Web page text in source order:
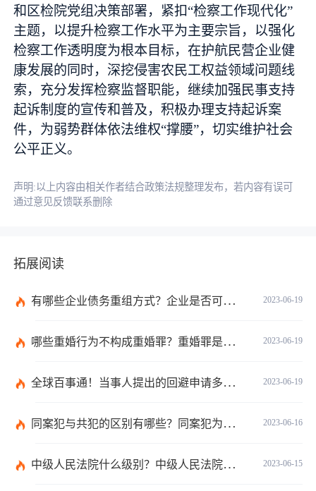
和区检院党组决策部署，紧扣“检察工作现代化”
主题，以提升检察工作水平为主要宗旨，以强化
检察工作透明度为根本目标，在护航民营企业健
康发展的同时，深挖侵害农民工权益领域问题线
索，充分发挥检察监督职能，继续加强民事支持
起诉制度的宣传和普及，积极办理支持起诉案
件，为弱势群体依法维权“撑腰”，切实维护社会
公平正义。
声明:以上内容由相关作者结合政策法规整理发布，若内容有误可
通过意见反馈联系删除
拓展阅读
2023-06-19
有哪些企业债务重组方式？企业是否可以债务重组？
2023-06-19
哪些重婚行为不构成重婚罪？重婚罪是一种什么表现？
2023-06-19
全球百事通！当事人提出的回避申请多久之内有回复？如何收集交通事故中证据？
2023-06-16
同案犯与共犯的区别有哪些？同案犯为什么需要另案处理？
2023-06-15
中级人民法院什么级别？中级人民法院管辖范围_焦点速讯